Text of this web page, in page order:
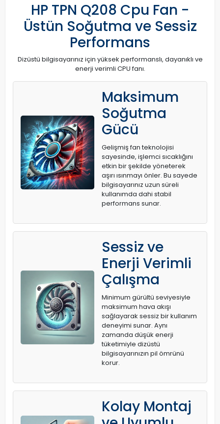
HP TPN Q208 Cpu Fan -
Üstün Soğutma ve Sessiz
Performans
Dizüstü bilgisayarınız için yüksek performanslı, dayanıklı ve
enerji verimli CPU fanı.
Maksimum
Soğutma
Gücü
Gelişmiş fan teknolojisi
sayesinde, işlemci sıcaklığını
etkin bir şekilde yöneterek
aşırı ısınmayı önler. Bu sayede
bilgisayarınız uzun süreli
kullanımda dahi stabil
performans sunar.
Sessiz ve
Enerji Verimli
Çalışma
Minimum gürültü seviyesiyle
maksimum hava akışı
sağlayarak sessiz bir kullanım
deneyimi sunar. Aynı
zamanda düşük enerji
tüketimiyle dizüstü
bilgisayarınızın pil ömrünü
korur.
Kolay Montaj